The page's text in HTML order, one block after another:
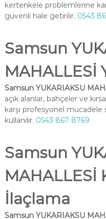
kertenkele problemlerine
güvenli hale getirilir. 0543
Samsun
MAHALLESİ
Samsun YUKARIAKSU
açık alanlar, bahçeler ve
karşı profesyonel
kullanılır. 0543 867 8769
Samsun
MAHALLESİ
İlaçlama
Samsun YUKARIAKSU